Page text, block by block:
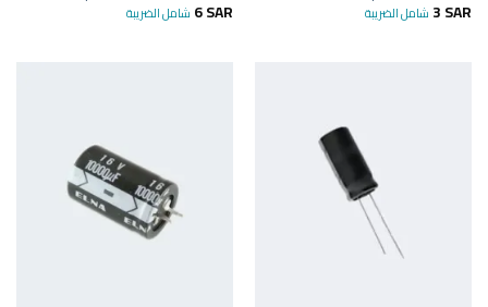
3SAR شامل الضريبة 6SAR شامل الضريبة